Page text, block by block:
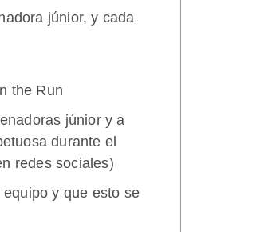
júnior, y cada
the Run
júnior y a
durante el
redes sociales)
y que esto se